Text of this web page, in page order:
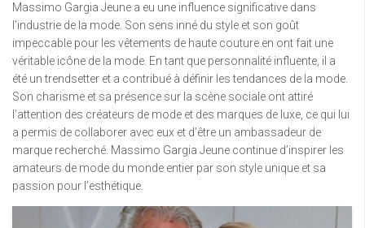
Massimo Gargia Jeune a eu une influence significative dans
l’industrie de la mode. Son sens inné du style et son goût
impeccable pour les vêtements de haute couture en ont fait une
véritable icône de la mode. En tant que personnalité influente, il a
été un trendsetter et a contribué à définir les tendances de la mode.
Son charisme et sa présence sur la scène sociale ont attiré
l’attention des créateurs de mode et des marques de luxe, ce qui lui
a permis de collaborer avec eux et d’être un ambassadeur de
marque recherché. Massimo Gargia Jeune continue d’inspirer les
amateurs de mode du monde entier par son style unique et sa
passion pour l’esthétique.